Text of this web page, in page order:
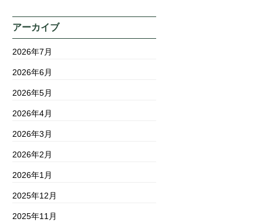
アーカイブ
2026年7月
2026年6月
2026年5月
2026年4月
2026年3月
2026年2月
2026年1月
2025年12月
2025年11月